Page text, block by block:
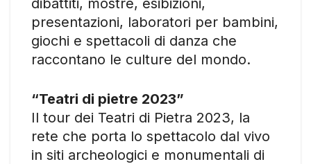
dibattiti, mostre, esibizioni,
presentazioni, laboratori per bambini,
giochi e spettacoli di danza che
raccontano le culture del mondo.
“Teatri di pietre 2023”
Il tour dei Teatri di Pietra 2023, la
rete che porta lo spettacolo dal vivo
in siti archeologici e monumentali di